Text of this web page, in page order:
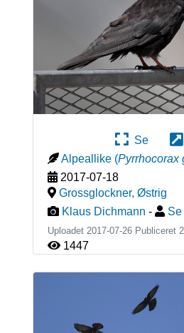
Se
Alpeallike (Pyrrhocorax
2017-07-18
Grossglockner, Østrig
Klaus Dichmann - Se
Uploadet 2017-07-26 Publiceret
1447